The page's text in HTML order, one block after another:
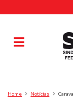
Pesquisa
Home Notícias
MENU
Sindicalize-se